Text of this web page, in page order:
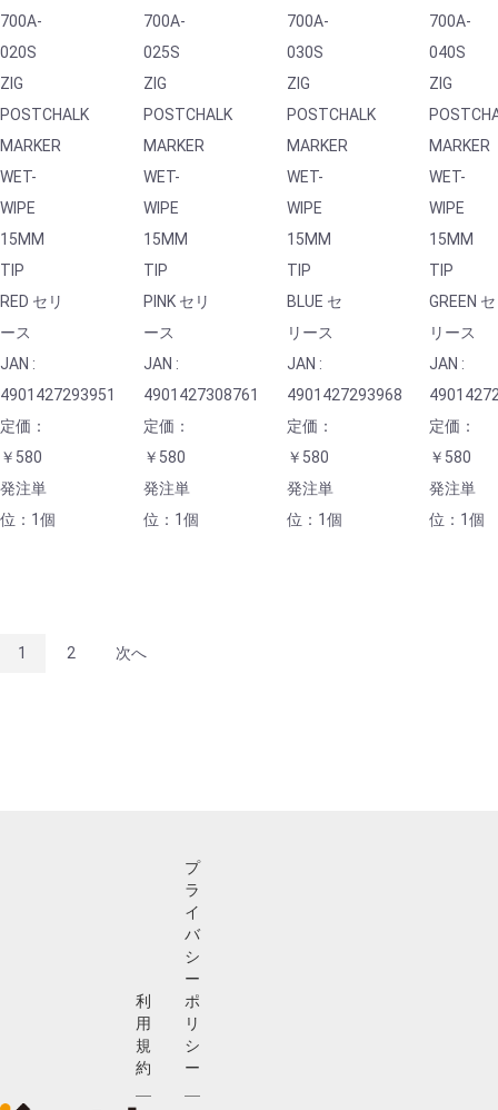
700A-
020S
ZIG
POSTCHALK
MARKER
WET-
WIPE
15MM
TIP
RED セリ
ース
JAN :
4901427293951
定価：
￥580
発注単
位：1個
700A-
025S
ZIG
POSTCHALK
MARKER
WET-
WIPE
15MM
TIP
PINK セリ
ース
JAN :
4901427308761
定価：
￥580
発注単
位：1個
700A-
030S
ZIG
POSTCHALK
MARKER
WET-
WIPE
15MM
TIP
BLUE セ
リース
JAN :
4901427293968
定価：
￥580
発注単
位：1個
700A-
040S
ZIG
MARKER
WET-
WIPE
15MM
TIP
GREEN セ
リース
JAN :
定価：
￥580
発注単
位：1個
1 2 次へ
利
用
規
約
プ
ラ
イ
バ
シ
ー
ポ
リ
シ
ー